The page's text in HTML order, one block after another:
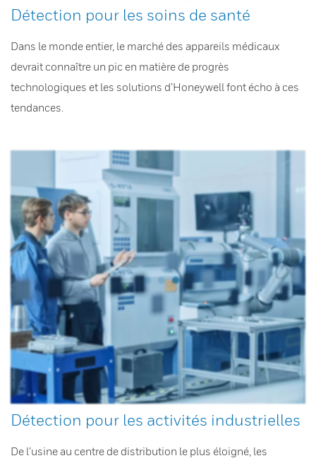
Détection pour les soins de santé
Dans le monde entier, le marché des appareils médicaux
devrait connaître un pic en matière de progrès
technologiques et les solutions d’Honeywell font écho à ces
tendances.
Détection pour les activités industrielles
De l’usine au centre de distribution le plus éloigné, les